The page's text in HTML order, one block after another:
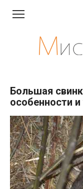
Большая
особенности и